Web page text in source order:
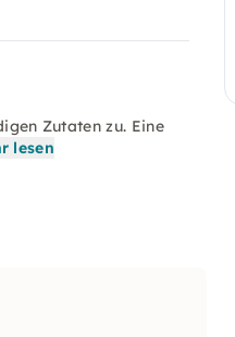
Zutaten zu. Eine
lesen